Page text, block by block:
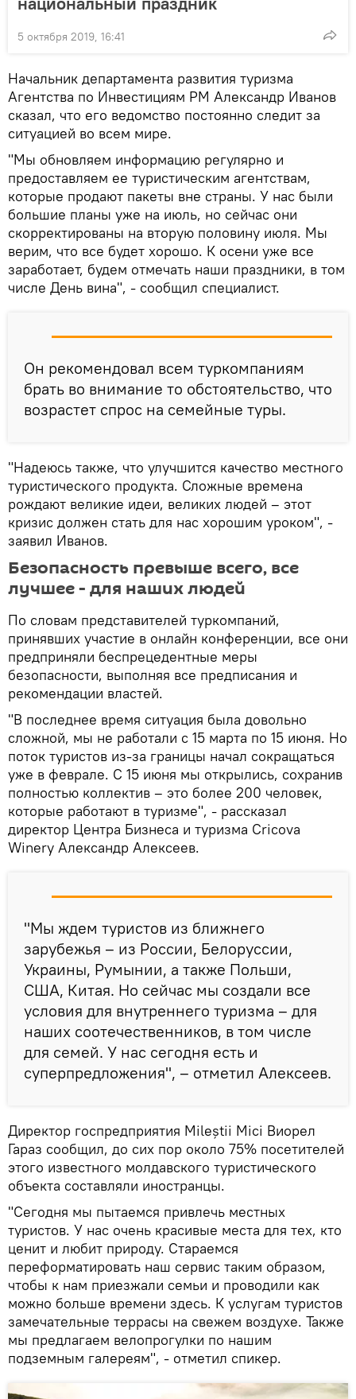
5 октября 2019, 16:41
Начальник департамента развития туризма
Агентства по Инвестициям РМ Александр Иванов
сказал, что его ведомство постоянно следит за
ситуацией во всем мире.
"Мы обновляем информацию регулярно и
предоставляем ее туристическим агентствам,
которые продают пакеты вне страны. У нас были
большие планы уже на июль, но сейчас они
скорректированы на вторую половину июля. Мы
верим, что все будет хорошо. К осени уже все
заработает, будем отмечать наши праздники, в том
числе День вина", - сообщил специалист.
Он рекомендовал всем туркомпаниям
брать во внимание то обстоятельство, что
возрастет спрос на семейные туры.
"Надеюсь также, что улучшится качество местного
туристического продукта. Сложные времена
рождают великие идеи, великих людей – этот
кризис должен стать для нас хорошим уроком", -
заявил Иванов.
Безопасность превыше всего, все
лучшее - для наших людей
По словам представителей туркомпаний,
принявших участие в онлайн конференции, все они
предприняли беспрецедентные меры
безопасности, выполняя все предписания и
рекомендации властей.
"В последнее время ситуация была довольно
сложной, мы не работали с 15 марта по 15 июня. Но
поток туристов из-за границы начал сокращаться
уже в феврале. С 15 июня мы открылись, сохранив
полностью коллектив – это более 200 человек,
которые работают в туризме", - рассказал
директор Центра Бизнеса и туризма Сricova
Winery Александр Алексеев.
"Мы ждем туристов из ближнего
зарубежья – из России, Белоруссии,
Украины, Румынии, а также Польши,
США, Китая. Но сейчас мы создали все
условия для внутреннего туризма – для
наших соотечественников, в том числе
для семей. У нас сегодня есть и
суперпредложения", – отметил Алексеев.
Директор госпредприятия Mileștii Mici Виорел
Гараз сообщил, до сих пор около 75% посетителей
этого известного молдавского туристического
объекта составляли иностранцы.
"Сегодня мы пытаемся привлечь местных
туристов. У нас очень красивые места для тех, кто
ценит и любит природу. Стараемся
переформатировать наш сервис таким образом,
чтобы к нам приезжали семьи и проводили как
можно больше времени здесь. К услугам туристов
замечательные террасы на свежем воздухе. Также
мы предлагаем велопрогулки по нашим
подземным галереям", - отметил спикер.